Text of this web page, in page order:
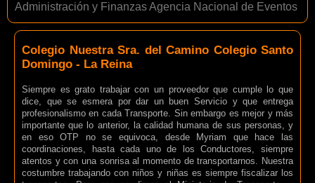
Administración y Finanzas Agencia Nacional de Eventos
Colegio Nuestra Sra. del Camino Colegio Santo
Domingo - La Reina
Siempre es grato trabajar con un proveedor que cumple lo que
dice, que se esmera por dar un buen Servicio y que entrega
profesionalismo en cada Transporte. Sin embargo es mejor y más
importante que lo anterior, la calidad humana de sus personas, y
en eso OTP no se equivoca, desde Myriam que hace las
coordinaciones, hasta cada uno de los Conductores, siempre
atentos y con una sonrisa al momento de transportarnos. Nuestra
costumbre trabajando con niños y niñas es siempre fiscalizar los